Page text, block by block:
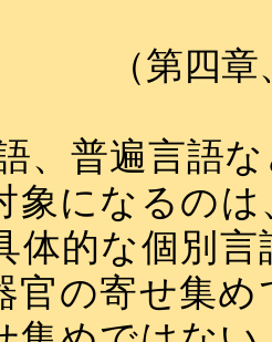
（第四
、普遍言語
象になるの
体的な個別
官の寄せ集